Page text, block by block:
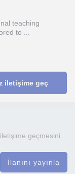
teaching
to ...
iletişime geç
geçmesini
İlanını yayınla